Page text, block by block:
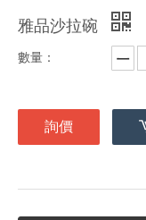
雅品沙拉碗
數量：
詢價